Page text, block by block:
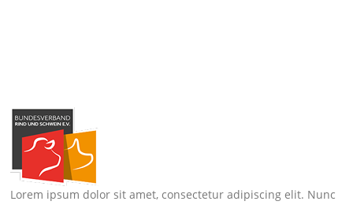
Lorem ipsum dolor sit amet, consectetur adipiscing elit. Nunc